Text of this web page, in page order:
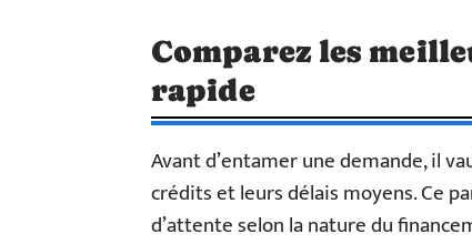
Comparez les
rapide
Avant d’entamer une demande, il
crédits et leurs délais moyens. Ce
d’attente selon la nature du